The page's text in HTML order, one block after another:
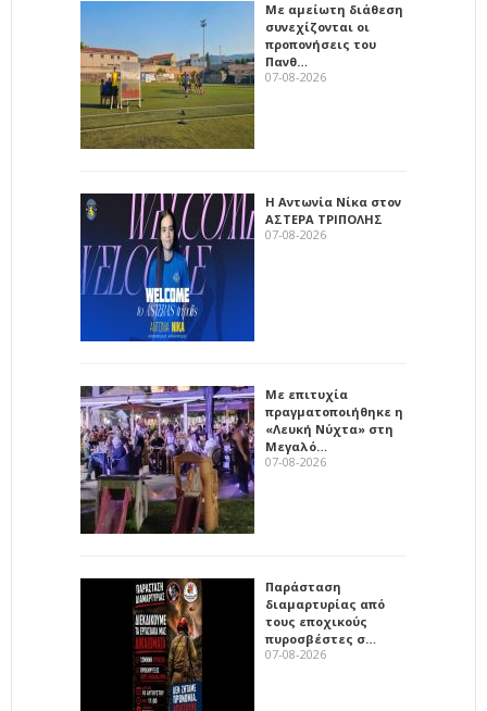
Με αμείωτη διάθεση
συνεχίζονται οι
προπονήσεις του
Πανθ…
07-08-2026
Η Αντωνία Νίκα στον
ΑΣΤΕΡΑ ΤΡΙΠΟΛΗΣ
07-08-2026
Με επιτυχία
πραγματοποιήθηκε η
«Λευκή Νύχτα» στη
Μεγαλό…
07-08-2026
Παράσταση
διαμαρτυρίας από
τους εποχικούς
πυροσβέστες σ…
07-08-2026